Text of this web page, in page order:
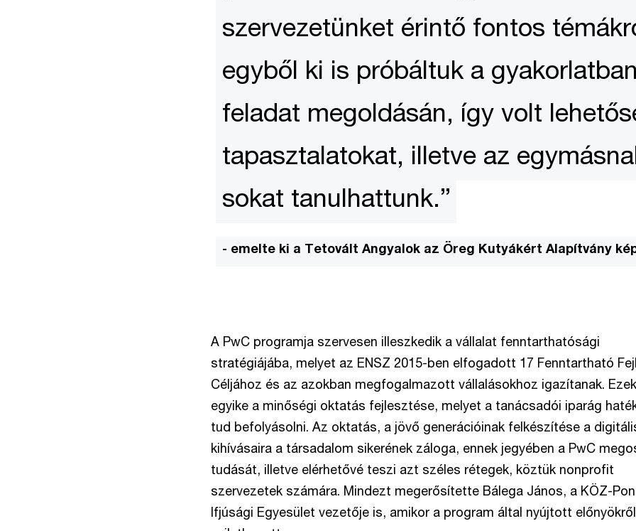
szervezetünket érintő fontos
egyből ki is próbáltuk a
feladat megoldásán, így volt
tapasztalatokat, illetve az
sokat tanulhattunk.”
- emelte ki a Tetovált Angyalok az Öreg Kutyákért Alapítvány
A PwC programja szervesen illeszkedik a vállalat fenntarthatósági
stratégiájába, melyet az ENSZ 2015-ben elfogadott 17 Fenntartható
Céljához és az azokban megfogalmazott vállalásokhoz igazítanak. Ezek
egyike a minőségi oktatás fejlesztése, melyet a tanácsadói iparág
tud befolyásolni. Az oktatás, a jövő generációinak felkészítése a
kihívásaira a társadalom sikerének záloga, ennek jegyében a PwC
tudását, illetve elérhetővé teszi azt széles rétegek, köztük nonprofit
szervezetek számára. Mindezt megerősítette Bálega János, a KÖZ-
Ifjúsági Egyesület vezetője is, amikor a program által nyújtott előnyökről